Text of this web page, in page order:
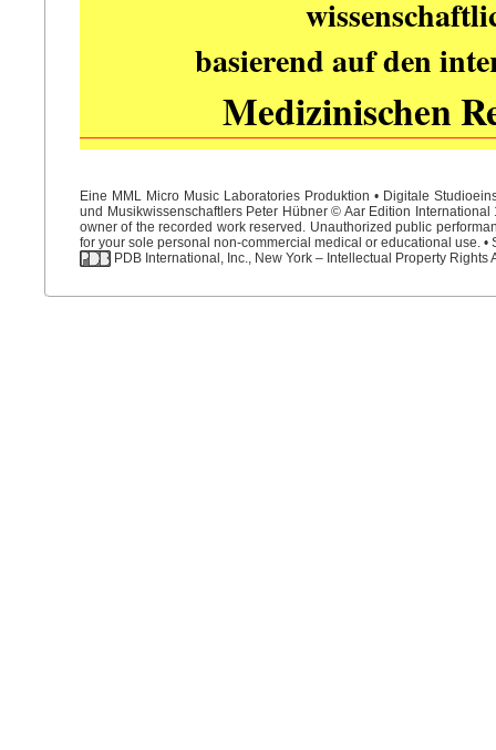
basierend auf den
Medizinischen
Eine MML Micro Music Laboratories Produktion • Digitale
und Musikwissenschaftlers Peter Hübner © Aar Edition
owner of the recorded work reserved. Unauthorized public
for your sole personal non-commercial medical or educational use.
PDB International, Inc., New York – Intellectual Property Rights